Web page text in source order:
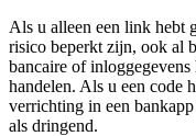
Als u alleen een link hebt
risico beperkt zijn, ook al
bancaire of
handelen. Als u een code
verrichting in een
als dringend.